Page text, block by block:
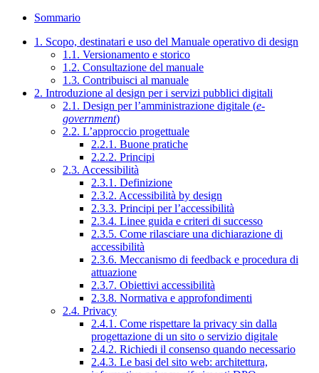
Sommario
1. Scopo, destinatari e uso del Manuale operativo di design
1.1. Versionamento e storico
1.2. Consultazione del manuale
1.3. Contribuisci al manuale
2. Introduzione al design per i servizi pubblici digitali
2.1. Design per l’amministrazione digitale (e-
government)
2.2. L’approccio progettuale
2.2.1. Buone pratiche
2.2.2. Principi
2.3. Accessibilità
2.3.1. Definizione
2.3.2. Accessibilità by design
2.3.3. Principi per l’accessibilità
2.3.4. Linee guida e criteri di successo
2.3.5. Come rilasciare una dichiarazione di
accessibilità
2.3.6. Meccanismo di feedback e procedura di
attuazione
2.3.7. Obiettivi accessibilità
2.3.8. Normativa e approfondimenti
2.4. Privacy
2.4.1. Come rispettare la privacy sin dalla
progettazione di un sito o servizio digitale
2.4.2. Richiedi il consenso quando necessario
2.4.3. Le basi del sito web: architettura,